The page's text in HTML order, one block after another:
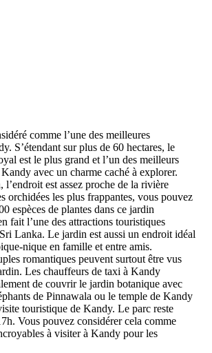
comme l’une des meilleures
S’étendant sur plus de 60 hectares, le
est le plus grand et l’un des meilleurs
avec un charme caché à explorer.
l’endroit est assez proche de la rivière
orchidées les plus frappantes, vous pouvez
espèces de plantes dans ce jardin
fait l’une des attractions touristiques
Lanka. Le jardin est aussi un endroit idéal
nique en famille et entre amis.
romantiques peuvent surtout être vus
Les chauffeurs de taxi à Kandy
de couvrir le jardin botanique avec
de Pinnawala ou le temple de Kandy
touristique de Kandy. Le parc reste
Vous pouvez considérer cela comme
à visiter à Kandy pour les